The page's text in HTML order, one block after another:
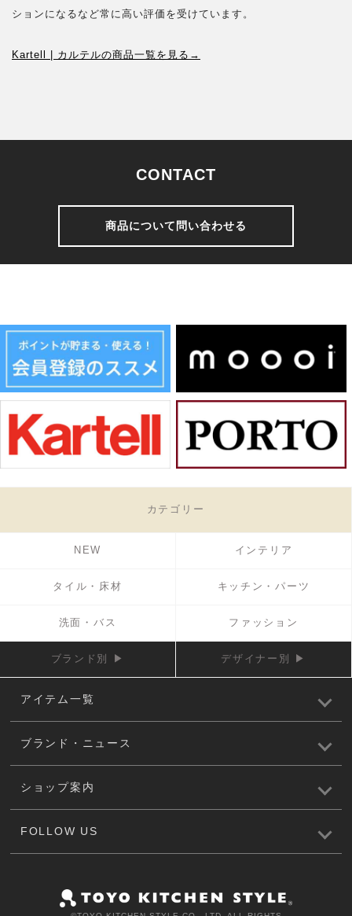
ションになるなど常に高い評価を受けています。
Kartell | カルテルの商品一覧を見る→
CONTACT
商品について問い合わせる
カテゴリー
NEW インテリア
タイル・床材 キッチン・パーツ
洗面・バス ファッション
ブランド別 ▶ デザイナー別 ▶
アイテム一覧
ブランド・ニュース
ショップ案内
FOLLOW US